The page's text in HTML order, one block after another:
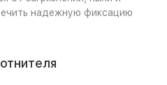
надежную фиксацию